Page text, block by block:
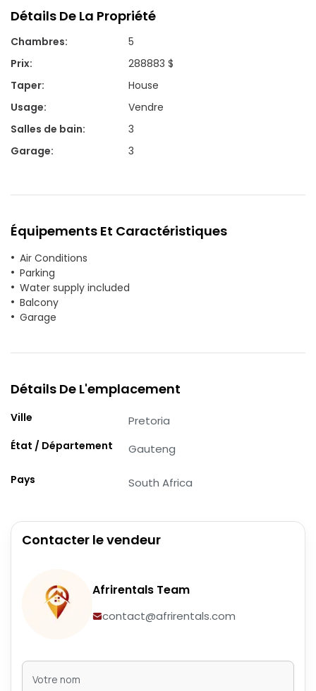
Détails De La Propriété
Chambres:
5
Prix:
288883 $
Taper:
House
Usage:
Vendre
Salles de bain:
3
Garage: 3
Équipements Et Caractéristiques
Air Conditions
Parking
Water supply included
Balcony
Garage
Détails De L'emplacement
Ville Pretoria
État / Département Gauteng
Pays South Africa
Contacter le vendeur
Afrirentals Team
contact@afrirentals.com